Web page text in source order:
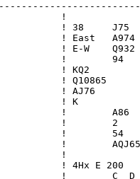
!
! 38
! East
! E-W
!
! KQ2
! Q10865
! AJ76
! K
!
!        2
!
!
!
! 4Hx E
!        C